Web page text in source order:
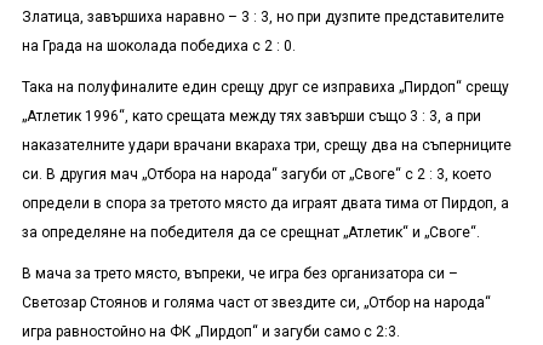
Златица, завършиха наравно – 3 : 3, но при дузпите представителите
на Града на шоколада победиха с 2 : 0.
Така на полуфиналите един срещу друг се изправиха „Пирдоп“ срещу
„Атлетик 1996“, като срещата между тях завърши също 3 : 3, а при
наказателните удари врачани вкараха три, срещу два на съперниците
си. В другия мач „Отбора на народа“ загуби от „Своге“ с 2 : 3, което
определи в спора за третото място да играят двата тима от Пирдоп, а
за определяне на победителя да се срещнат „Атлетик“ и „Своге“.
В мача за трето място, въпреки, че игра без организатора си –
Светозар Стоянов и голяма част от звездите си, „Отбор на народа“
игра равностойно на ФК „Пирдоп“ и загуби само с 2:3.